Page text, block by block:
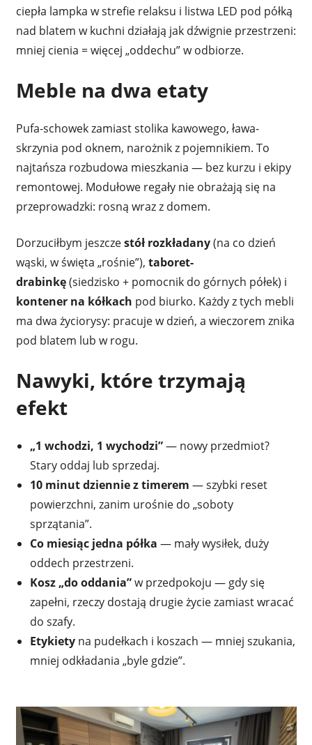
ciepła lampka w strefie relaksu i listwa LED pod półką
nad blatem w kuchni działają jak dźwignie przestrzeni:
mniej cienia = więcej „oddechu” w odbiorze.
Meble na dwa etaty
Pufa-schowek zamiast stolika kawowego, ława-
skrzynia pod oknem, narożnik z pojemnikiem. To
najtańsza rozbudowa mieszkania — bez kurzu i ekipy
remontowej. Modułowe regały nie obrażają się na
przeprowadzki: rosną wraz z domem.
Dorzuciłbym jeszczestół rozkładany(na co dzień
wąski, w święta „rośnie”), taboret-
drabinkę(siedzisko + pomocnik do górnych półek) i
kontener na kółkach pod biurko. Każdy z tych mebli
ma dwa życiorysy: pracuje w dzień, a wieczorem znika
pod blatem lub w rogu.
Nawyki, które trzymają
efekt
„1 wchodzi, 1 wychodzi”— nowy przedmiot?
Stary oddaj lub sprzedaj.
10 minut dziennie z timerem — szybki reset
powierzchni, zanim urośnie do „soboty
sprzątania”.
Co miesiąc jedna półka — mały wysiłek, duży
oddech przestrzeni.
Kosz „do oddania”w przedpokoju — gdy się
zapełni, rzeczy dostają drugie życie zamiast wracać
do szafy.
Etykietyna pudełkach i koszach — mniej szukania,
mniej odkładania „byle gdzie”.